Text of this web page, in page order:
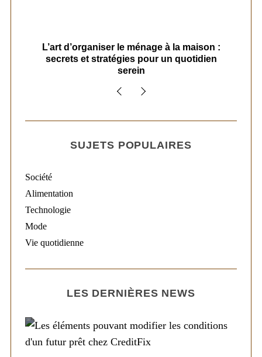
L’art d’organiser le ménage à la maison :
secrets et stratégies pour un quotidien
serein
SUJETS POPULAIRES
Société
Alimentation
Technologie
Mode
Vie quotidienne
LES DERNIÈRES NEWS